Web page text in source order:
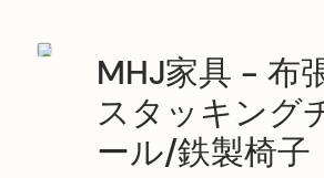
MHJ家具 - 布
スタッキング
ール/鉄製椅子